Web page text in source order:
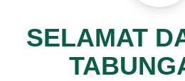
SELAMAT